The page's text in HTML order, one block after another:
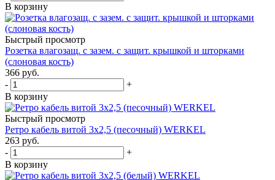
В корзину
Быстрый просмотр
Розетка влагозащ. с зазем. с защит. крышкой и шторками
(слоновая кость)
366 руб.
-
+
В корзину
Быстрый просмотр
Ретро кабель витой 3х2,5 (песочный) WERKEL
263 руб.
-
+
В корзину